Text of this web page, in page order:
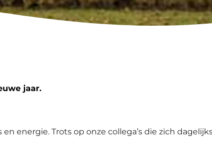
jaar.
energie. Trots op onze collega’s die zich